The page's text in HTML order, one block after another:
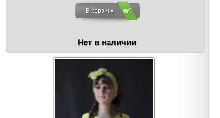
Нет в наличии